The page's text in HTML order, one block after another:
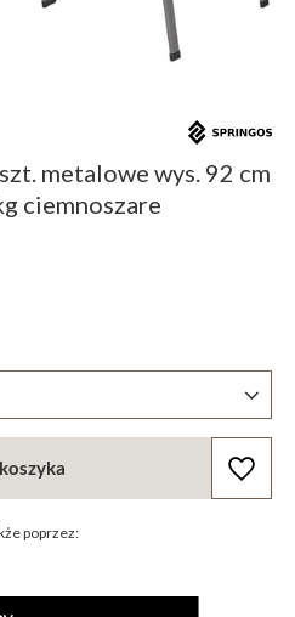
metalowe wys. 92 cm
ciemnoszare
poprzez: